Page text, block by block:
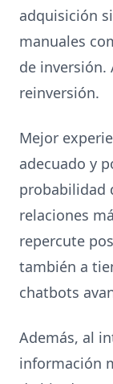
adquisición
manuales
de inversión.
reinversión.
Mejor
adecuado y
probabilidad
relaciones
repercute
también a
chatbots
Además, al
información